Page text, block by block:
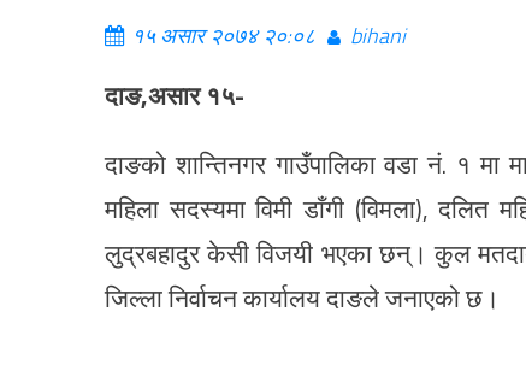
१५ असार २०७४ २०:०८ bihani
दाङ,असार १५-
दाङको शान्तिनगर गाउँपालिका वडा नं. १
महिला सदस्यमा विमी डाँगी (विमला), दलित
लुद्रबहादुर केसी विजयी भएका छन्। कुल
जिल्ला निर्वाचन कार्यालय दाङले जनाएको छ।